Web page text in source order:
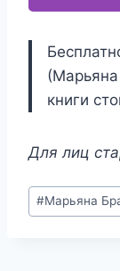
(Марьяна
книги
Для лиц
Метки
записи:
#Марьяна